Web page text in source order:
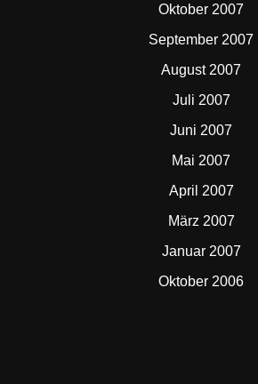
Oktober 2007
September 2007
August 2007
Juli 2007
Juni 2007
Mai 2007
April 2007
März 2007
Januar 2007
Oktober 2006